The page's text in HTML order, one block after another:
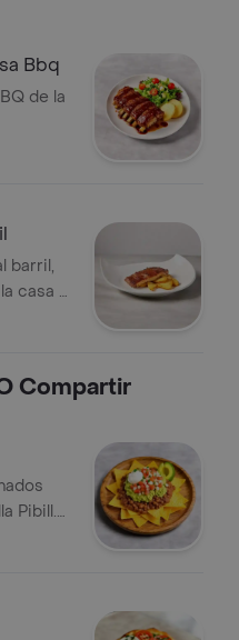
Bbq
de la
y
barril,
casa y
Compartir
Pibill.